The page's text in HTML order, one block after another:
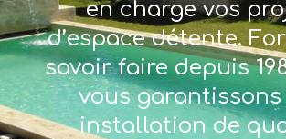
en charge vos
d’espace détente.
savoir faire depuis
vous
installation de